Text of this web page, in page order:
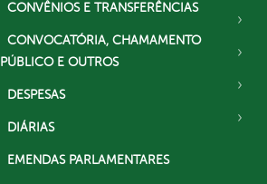
CONVÊNIOS E TRANSFERÊNCIAS
CONVOCATÓRIA, CHAMAMENTO
PÚBLICO E OUTROS
DESPESAS
DIÁRIAS
EMENDAS PARLAMENTARES